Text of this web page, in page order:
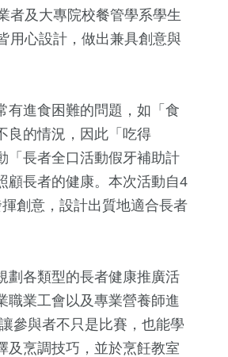
者及大專院校餐管學系學生
用心設計，做出兼具創意與
有進食困難的問題，如「食
良的情況，因此「吃得
「長者全口活動假牙補助計
顧長者的健康。本次活動自4
創意，設計出質地適合長者
劃各類型的長者健康推廣活
職業工會以及專業營養師進
參與者不只是比賽，也能學
及烹調技巧，並於烹飪教室
65+
兩岸
158+
運動
兩岸道教文化交
流專區
熱門 司法放大鏡 財經及消費